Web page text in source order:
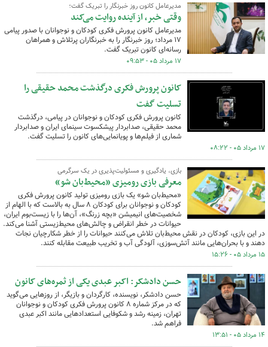
مدیرعامل کانون روز خبرنگار را تبریک گفت؛
وقتی خبر، از آینده روایت می‌کند
مدیرعامل کانون پرورش فکری کودکان و نوجوانان با صدور پیامی
۱۷ مرداد؛ روز خبرنگار را به خبرنگاران پرتلاش و همراهان
رسانه‌ای کانون تبریک گفت.
۱۷ مرداد ۰۵ - ۰۹:۵۳
کانون پرورش فکری درگذشت محمد حقیقی را
تسلیت گفت
کانون پرورش فکری کودکان و نوجوانان در پیامی، درگذشت
محمد حقیقی، صدابردار پیشکسوت سینمای ایران و صدابردار
شماری از فیلم‌ها و پویانمایی‌های کانون را تسلیت گفت.
۱۷ مرداد ۰۵ - ۰۸:۲۲
بازی، یادگیری و مسئولیت‌پذیری در یک سرگرمی
معرفی بازی رومیزی «محیط‌بان شو»
«محیط‌بان شو» یک بازی رومیزی تولید کانون پرورش فکری
کودکان و نوجوانان برای کودکان ۸ سال به بالاست که با الهام از
شخصیت‌های انیمیشن «بچه زرنگ»، آن‌ها را با زیست‌بوم ایران،
حیوانات در خطر انقراض و چالش‌های محیط‌زیستی آشنا می‌کند.
در این بازی، کودکان در نقش محیط‌بان تلاش می‌کنند حیوانات را از خطر شکارچیان نجات
دهند و با بحران‌هایی مانند آتش‌سوزی، آلودگی آب و تخریب طبیعت مقابله کنند.
۱۵ مرداد ۰۵ - ۱۵:۲۶
حسن دادشکر: اکبر عبدی یکی از ثمره‌های کانون
حسن دادشکر، نویسنده، کارگردان و بازیگر، از روزهایی می‌گوید
که در مرکز شماره ۸ کانون پرورش فکری کودکان و نوجوانان
تهران، زمینه رشد و شکوفایی استعدادهایی مانند اکبر عبدی
فراهم شد.
۱۴ مرداد ۰۵ - ۱۳:۵۱